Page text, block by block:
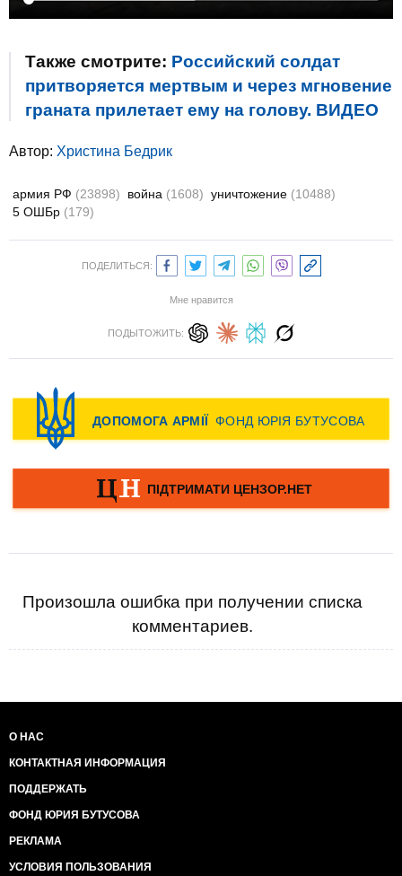
Также смотрите: Российский солдат
притворяется мертвым и через мгновение
граната прилетает ему на голову. ВИДЕО
Автор: Христина Бедрик
армия РФ (23898) война (1608) уничтожение (10488)
5 ОШБр (179)
ПОДЕЛИТЬСЯ:
Мне нравится
ПОДЫТОЖИТЬ:
Произошла ошибка при получении списка
комментариев.
О НАС
КОНТАКТНАЯ ИНФОРМАЦИЯ
ПОДДЕРЖАТЬ
ФОНД ЮРИЯ БУТУСОВА
РЕКЛАМА
УСЛОВИЯ ПОЛЬЗОВАНИЯ